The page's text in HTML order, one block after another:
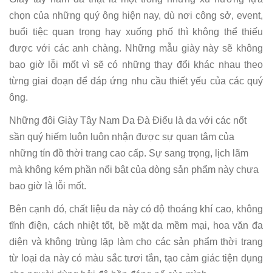
chọn của những quý ông hiện nay, dù nơi công sở, event,
buổi tiệc quan trọng hay xuống phố thì không thể thiếu
được với các anh chàng. Những mẫu giày này sẽ không
bao giờ lỗi mốt vì sẽ có những thay đổi khác nhau theo
từng giai đoạn để đáp ứng nhu cầu thiết yếu của các quý
ông.
Những đôi Giày Tây Nam Da Đà Điểu là da với các nốt
sần quý hiếm luôn luôn nhận được sự quan tâm của
những tín đồ thời trang cao cấp. Sự sang trọng, lịch lãm
mà không kém phần nổi bật của dòng sản phẩm này chưa
bao giờ là lỗi mốt.
Bên cạnh đó, chất liệu da này có độ thoáng khí cao, không
tĩnh điện, cách nhiệt tốt, bề mặt da mềm mại, hoa văn đa
diện và không trùng lặp làm cho các sản phẩm thời trang
từ loại da này có màu sắc tươi tắn, tạo cảm giác tiện dụng